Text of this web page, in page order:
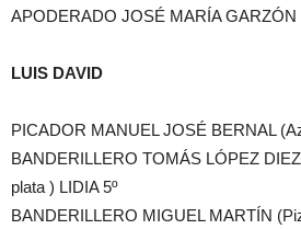
APODERADO JOSÉ MARÍA GARZÓN
LUIS DAVID
PICADOR MANUEL JOSÉ BERNAL
BANDERILLERO TOMÁS LÓPEZ
plata ) LIDIA 5º
BANDERILLERO MIGUEL MARTÍN